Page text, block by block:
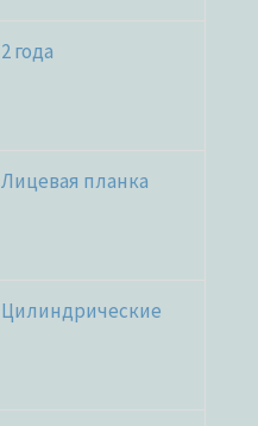
2 года
Лицевая планка
Цилиндрические